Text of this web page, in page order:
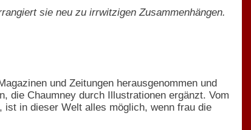
sie neu zu irrwitzigen Zusammenhängen.
und Zeitungen herausgenommen und
die Chaumney durch Illustrationen ergänzt. Vom
ist in dieser Welt alles möglich, wenn frau die